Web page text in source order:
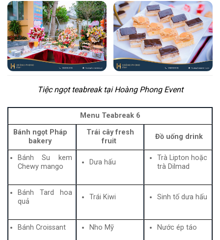
Tiệc ngọt teabreak tại Hoàng Phong Event
Menu Teabreak 6
Bánh ngọt Pháp
bakery
Trái cây fresh
fruit
Đồ uống drink
Bánh Su kem
Chewy mango
Dưa hấu
Trà Lipton hoặc
trà Dilmad
Bánh Tard hoa
quả
Trái Kiwi Sinh tố dưa hấu
Bánh Croissant Nho Mỹ Nước ép táo